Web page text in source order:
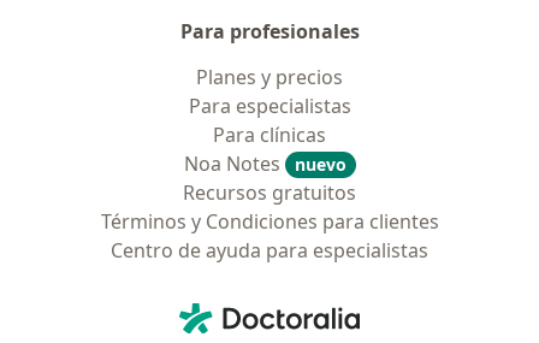
Para profesionales
Planes y precios
Para especialistas
Para clínicas
Noa Notes
nuevo
Recursos gratuitos
Términos y Condiciones para clientes
Centro de ayuda para especialistas
Doctoralia - Página de inicio